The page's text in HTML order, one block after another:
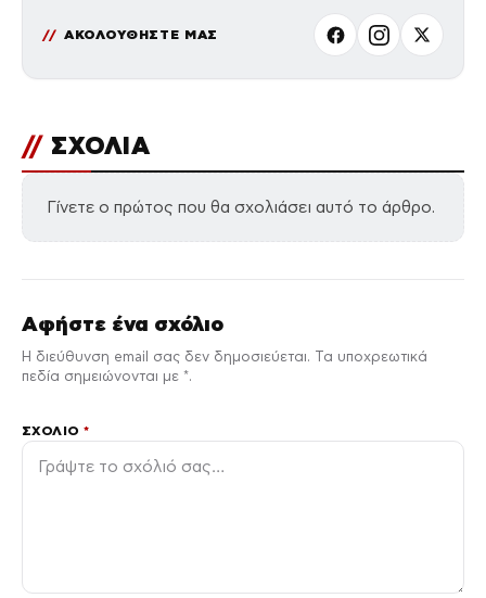
ΑΚΟΛΟΥΘΗΣΤΕ ΜΑΣ
// ΣΧΟΛΙΑ
Γίνετε ο πρώτος που θα σχολιάσει αυτό το άρθρο.
Αφήστε ένα σχόλιο
Η διεύθυνση email σας δεν δημοσιεύεται. Τα υποχρεωτικά
πεδία σημειώνονται με *.
ΣΧΌΛΙΟ*